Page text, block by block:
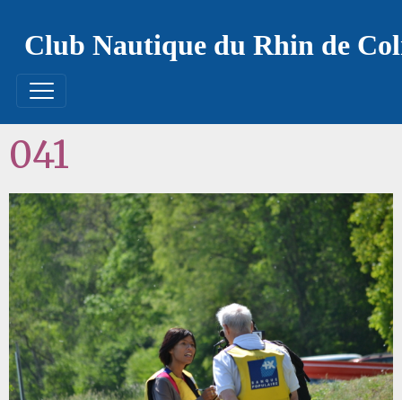
Club Nautique du Rhin de
041